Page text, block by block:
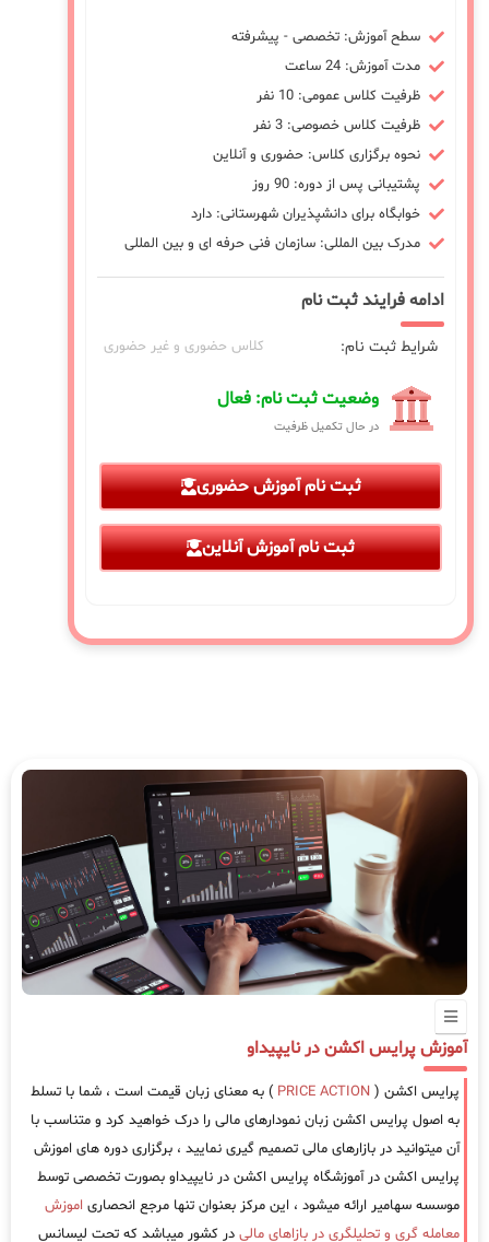
سطح آموزش: تخصصی - پیشرفته
مدت آموزش: 24 ساعت
ظرفیت کلاس عمومی: 10 نفر
ظرفیت کلاس خصوصی: 3 نفر
نحوه برگزاری کلاس: حضوری و آنلاین
پشتیبانی پس از دوره: 90 روز
خوابگاه برای دانشپذیران شهرستانی: دارد
مدرک بین المللی: سازمان فنی حرفه ای و بین المللی
ادامه فرایند ثبت نام
شرایط ثبت نام: کلاس حضوری و غیر حضوری
وضعیت ثبت نام: فعال
در حال تکمیل ظرفیت
ثبت نام آموزش حضوری
ثبت نام آموزش آنلاین
آموزش پرایس اکشن در نایپیداو
پرایس اکشن ( PRICE ACTION ) به معنای زبان قیمت است ، شما با تسلط
به اصول پرایس اکشن زبان نمودارهای مالی را درک خواهید کرد و متناسب با
آن میتوانید در بازارهای مالی تصمیم گیری نمایید ، برگزاری دوره های اموزش
پرایس اکشن در آموزشگاه پرایس اکشن در نایپیداو بصورت تخصصی توسط
موسسه سهامیر ارائه میشود ، این مرکز بعنوان تنها مرجع انحصاری اموزش
معامله گری و تحلیلگری در بازاهای مالی در کشور میباشد که تحت لیسانس